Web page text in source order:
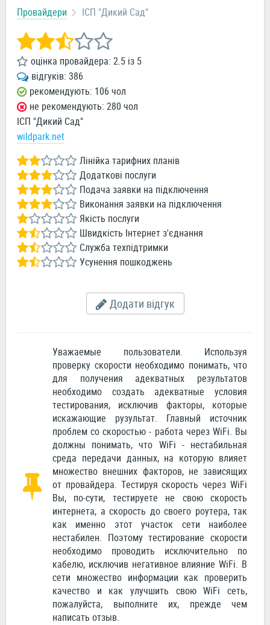
Провайдери ІСП "Дикий Сад"
оцінка провайдера: 2.5 із 5
відгуків: 386
рекомендують: 106 чол
не рекомендують: 280 чол
ІСП "Дикий Сад"
wildpark.net
Лінійка тарифних планів
Додаткові послуги
Подача заявки на підключення
Виконання заявки на підключення
Якість послуги
Швидкість Інтернет з'єднання
Служба техпідтримки
Усунення пошкоджень
Додати відгук
Уважаемые пользователи. Используя
проверку скорости необходимо понимать, что
для получения адекватных результатов
необходимо создать адекватные условия
тестирования, исключив факторы, которые
искажающие рузультат. Главный источник
проблем со скоростью - работа через WiFi. Вы
должны понимать, что WiFi - нестабильная
среда передачи данных, на которую влияет
множество внешних факторов, не зависящих
от провайдера. Тестируя скорость через WiFi
Вы, по-сути, тестируете не свою скорость
интернета, а скорость до своего роутера, так
как именно этот участок сети наиболее
нестабилен. Поэтому тестирование скорости
необходимо проводить исключительно по
кабелю, исключив негативное влияние WiFi. В
сети множество информации как проверить
качество и как улучшить свою WiFi сеть,
пожалуйста, выполните их, прежде чем
написать отзыв.